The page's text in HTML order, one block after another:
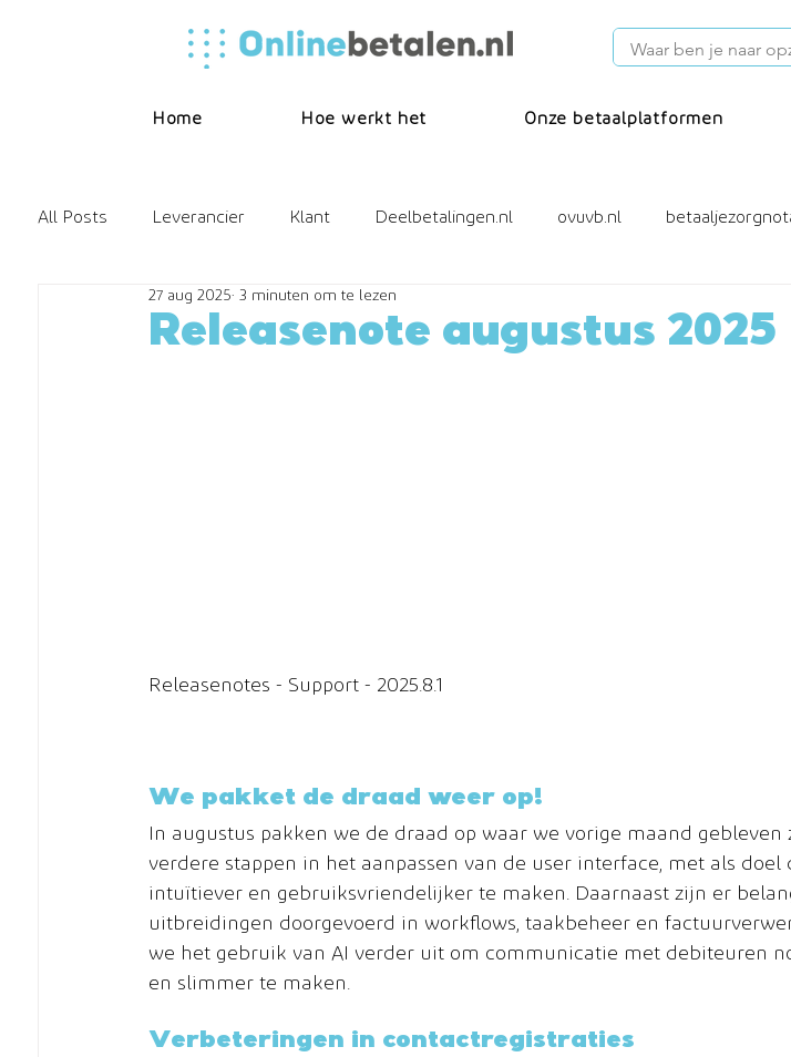
Home Hoe werkt het Onze betaalplatformen
All Posts Leverancier Klant Deelbetalingen.nl ovuvb.nl
Online betalen Releasenote FAQ
Releasenote augustus 2025
27 aug 2025 3 minuten om te lezen
​Releasenotes - Support - 2025.8.1
We pakket de draad weer op!
In augustus pakken we de draad op waar we vorige maand gebleven
verdere stappen in het aanpassen van de user interface, met als doel
intuïtiever en gebruiksvriendelijker te maken. Daarnaast zijn er
uitbreidingen doorgevoerd in workflows, taakbeheer en
we het gebruik van AI verder uit om communicatie met debiteuren
en slimmer te maken.
Verbeteringen in contactregistraties